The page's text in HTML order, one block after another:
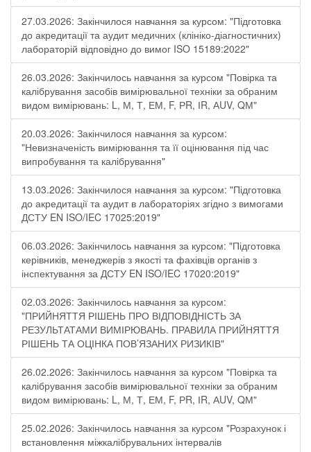
27.03.2026: Закінчилося навчання за курсом: "Підготовка
до акредитації та аудит медичних (клініко-діагностичних)
лабораторій відповідно до вимог ISO 15189:2022"
26.03.2026: Закінчилось навчання за курсом "Повірка та
калібрування засобів вимірювальної техніки за обраним
видом вимірювань: L, М, Т, ЕМ, F, РR, ІR, АUV, QМ"
20.03.2026: Закінчилося навчання за курсом:
"Невизначеність вимірювання та її оцінювання під час
випробування та калібрування"
13.03.2026: Закінчилося навчання за курсом: "Підготовка
до акредитації та аудит в лабораторіях згідно з вимогами
ДСТУ EN ISO/IEC 17025:2019"
06.03.2026: Закінчилось навчання за курсом: "Підготовка
керівників, менеджерів з якості та фахівців органів з
інспектування за ДСТУ EN ISO/IEC 17020:2019"
02.03.2026: Закінчилось навчання за курсом:
"ПРИЙНЯТТЯ РІШЕНЬ ПРО ВІДПОВІДНІСТЬ ЗА
РЕЗУЛЬТАТАМИ ВИМІРЮВАНЬ. ПРАВИЛА ПРИЙНЯТТЯ
РІШЕНЬ ТА ОЦІНКА ПОВ’ЯЗАНИХ РИЗИКІВ"
26.02.2026: Закінчилось навчання за курсом "Повірка та
калібрування засобів вимірювальної техніки за обраним
видом вимірювань: L, М, Т, ЕМ, F, РR, ІR, АUV, QМ"
25.02.2026: Закінчилось навчання за курсом "Розрахунок і
встановлення міжкалібрувальних інтервалів